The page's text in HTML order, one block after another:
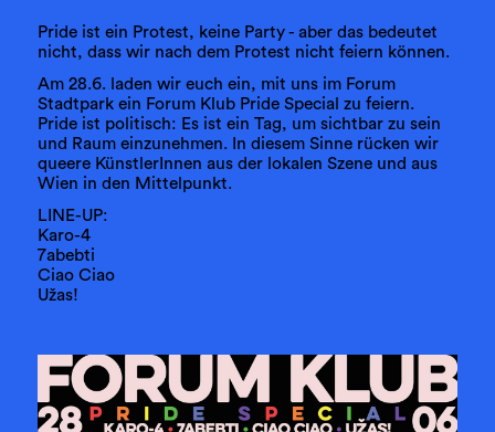
Pride ist ein Protest, keine Party - aber das bedeutet
nicht, dass wir nach dem Protest nicht feiern können.
Am 28.6. laden wir euch ein, mit uns im Forum
Stadtpark ein Forum Klub Pride Special zu feiern.
Pride ist politisch: Es ist ein Tag, um sichtbar zu sein
und Raum einzunehmen. In diesem Sinne rücken wir
queere KünstlerInnen aus der lokalen Szene und aus
Wien in den Mittelpunkt.
LINE-UP:
Karo-4
7abebti
Ciao Ciao
Užas!